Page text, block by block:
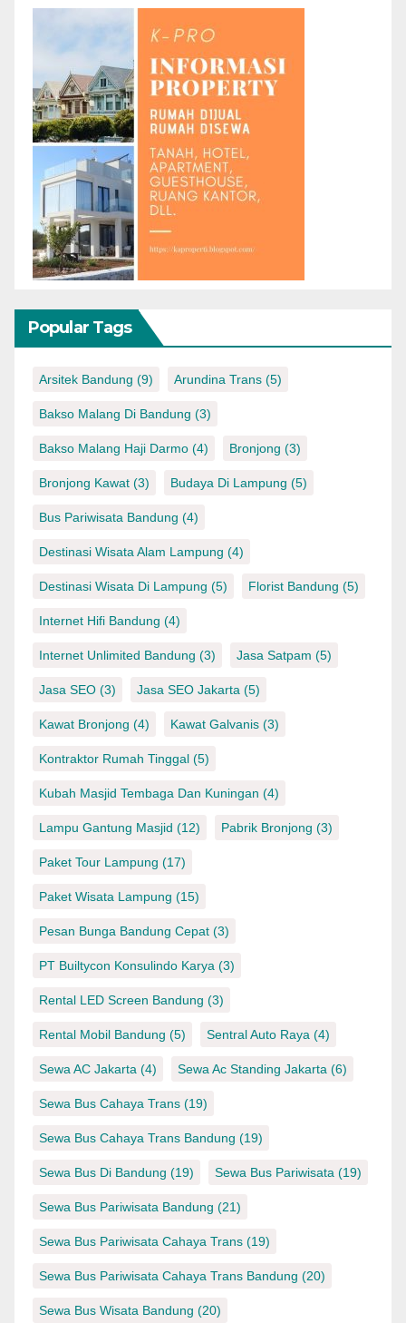
Popular Tags
Arsitek Bandung (9) Arundina Trans (5)
Bakso Malang Di Bandung (3)
Bakso Malang Haji Darmo (4) Bronjong (3)
Bronjong Kawat (3) Budaya Di Lampung (5)
Bus Pariwisata Bandung (4)
Destinasi Wisata Alam Lampung (4)
Destinasi Wisata Di Lampung (5) Florist Bandung (5)
Internet Hifi Bandung (4)
Internet Unlimited Bandung (3) Jasa Satpam (5)
Jasa SEO (3) Jasa SEO Jakarta (5)
Kawat Bronjong (4) Kawat Galvanis (3)
Kontraktor Rumah Tinggal (5)
Kubah Masjid Tembaga Dan Kuningan (4)
Lampu Gantung Masjid (12) Pabrik Bronjong (3)
Paket Tour Lampung (17)
Paket Wisata Lampung (15)
Pesan Bunga Bandung Cepat (3)
PT Builtycon Konsulindo Karya (3)
Rental LED Screen Bandung (3)
Rental Mobil Bandung (5) Sentral Auto Raya (4)
Sewa AC Jakarta (4) Sewa Ac Standing Jakarta (6)
Sewa Bus Cahaya Trans (19)
Sewa Bus Cahaya Trans Bandung (19)
Sewa Bus Di Bandung (19) Sewa Bus Pariwisata (19)
Sewa Bus Pariwisata Bandung (21)
Sewa Bus Pariwisata Cahaya Trans (19)
Sewa Bus Pariwisata Cahaya Trans Bandung (20)
Sewa Bus Wisata Bandung (20)